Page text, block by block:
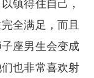
镇得住自己，
全满足，而且
座男生会变成
也非常喜欢射